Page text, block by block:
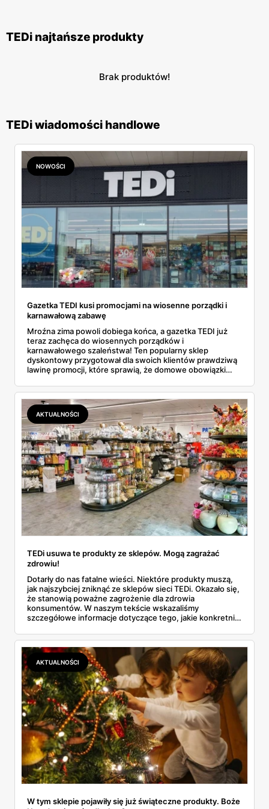
TEDi najtańsze produkty
Brak produktów!
TEDi wiadomości handlowe
NOWOŚCI
Gazetka TEDI kusi promocjami na wiosenne porządki i
karnawałową zabawę
Mroźna zima powoli dobiega końca, a gazetka TEDI już
teraz zachęca do wiosennych porządków i
karnawałowego szaleństwa! Ten popularny sklep
dyskontowy przygotował dla swoich klientów prawdziwą
lawinę promocji, które sprawią, że domowe obowiązki
ale na pewno będą mniej uciążliwe! Nie da się ukryć, że
gazetka TEDI tym razem naprawdę pozytywnie zaskakuje.
Znajdziemy w niej wszystko, czego potrzebujemy do
kompleksowych porządków - od podstawowych
akcesoriów po zaawansowany sprzęt. A co najlepsze?
Ceny naprawdę mogą zawrócić w głowie! I to nie jest
pusty slogan reklamowy.
AKTUALNOŚCI
TEDi usuwa te produkty ze sklepów. Mogą zagrażać
zdrowiu!
Dotarły do nas fatalne wieści. Niektóre produkty muszą,
jak najszybciej zniknąć ze sklepów sieci TEDi. Okazało się,
że stanowią poważne zagrożenie dla zdrowia
konsumentów. W naszym tekście wskazaliśmy
szczegółowe informacje dotyczące tego, jakie konkretnie
ostrożność.
AKTUALNOŚCI
W tym sklepie pojawiły się już świąteczne produkty. Boże